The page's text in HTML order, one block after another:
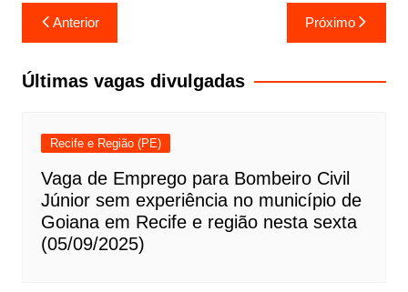
Navegação
de
Post
Anterior Próximo
Últimas vagas divulgadas
Recife e Região (PE)
Vaga de Emprego para Bombeiro Civil
Júnior sem experiência no município de
Goiana em Recife e região nesta sexta
(05/09/2025)